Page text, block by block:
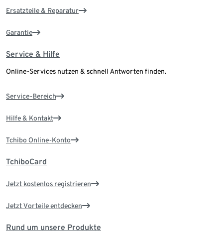
Ersatzteile & Reparatur
Garantie
Service & Hilfe
Online-Services nutzen & schnell Antworten finden.
Service-Bereich
Hilfe & Kontakt
Tchibo Online-Konto
TchiboCard
Jetzt kostenlos registrieren
Jetzt Vorteile entdecken
Rund um unsere Produkte